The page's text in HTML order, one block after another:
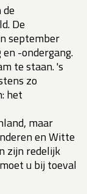
De
september
-ondergang.
te staan. 's
zo
het
maar
en Witte
zijn redelijk
u bij toeval